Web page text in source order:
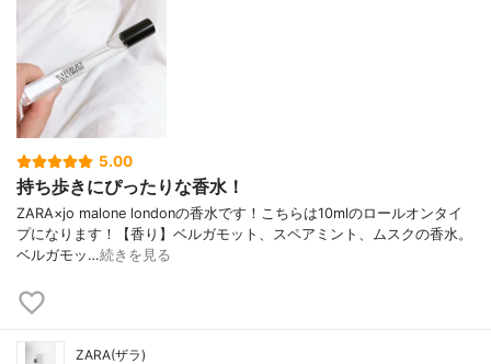
5.00
持ち歩きにぴったりな香水！
ZARA×jo malone londonの香水です！こちらは10mlのロールオンタイ
プになります！【香り】ベルガモット、スペアミント、ムスクの香水。
ベルガモッ…続きを見る
ZARA(ザラ)